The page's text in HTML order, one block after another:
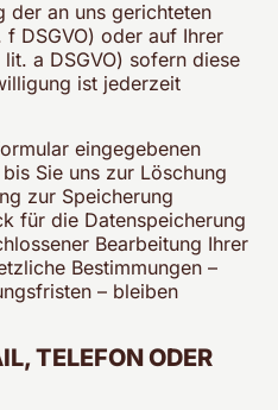
der an uns gerichteten
DSGVO) oder auf Ihrer
a DSGVO) sofern diese
ist jederzeit
eingegebenen
Sie uns zur Löschung
zur Speicherung
für die Datenspeicherung
Bearbeitung Ihrer
Bestimmungen –
– bleiben
TELEFON ODER